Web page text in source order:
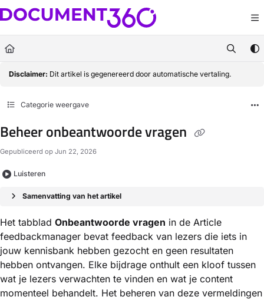
Documentation Index
Fetch the complete documentation index at:https://docs.document360.com/
Use this file to discover all available pages before exploring further.
Disclaimer: Dit artikel is gegenereerd door automatische vertaling.
Categorie weergave
Beheer onbeantwoorde vragen
Gepubliceerd op Jun 22, 2026
Luisteren
Samenvatting van het artikel
Het tabblad Onbeantwoorde vragen in de Article
feedbackmanager bevat feedback van lezers die iets in
jouw kennisbank hebben gezocht en geen resultaten
hebben ontvangen. Elke bijdrage onthult een kloof tussen
wat je lezers verwachten te vinden en wat je content
momenteel behandelt. Het beheren van deze vermeldingen